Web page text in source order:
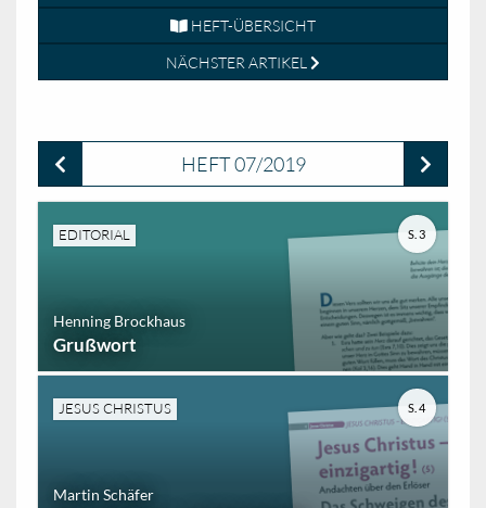
HEFT-ÜBERSICHT
NÄCHSTER ARTIKEL
HEFT 07/2019
EDITORIAL
Henning Brockhaus
Grußwort
S. 3
JESUS CHRISTUS
Martin Schäfer
S. 4